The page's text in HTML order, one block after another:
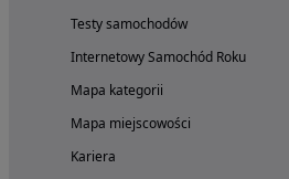
Testy samochodów
Internetowy Samochód Roku
Mapa kategorii
Mapa miejscowości
Kariera